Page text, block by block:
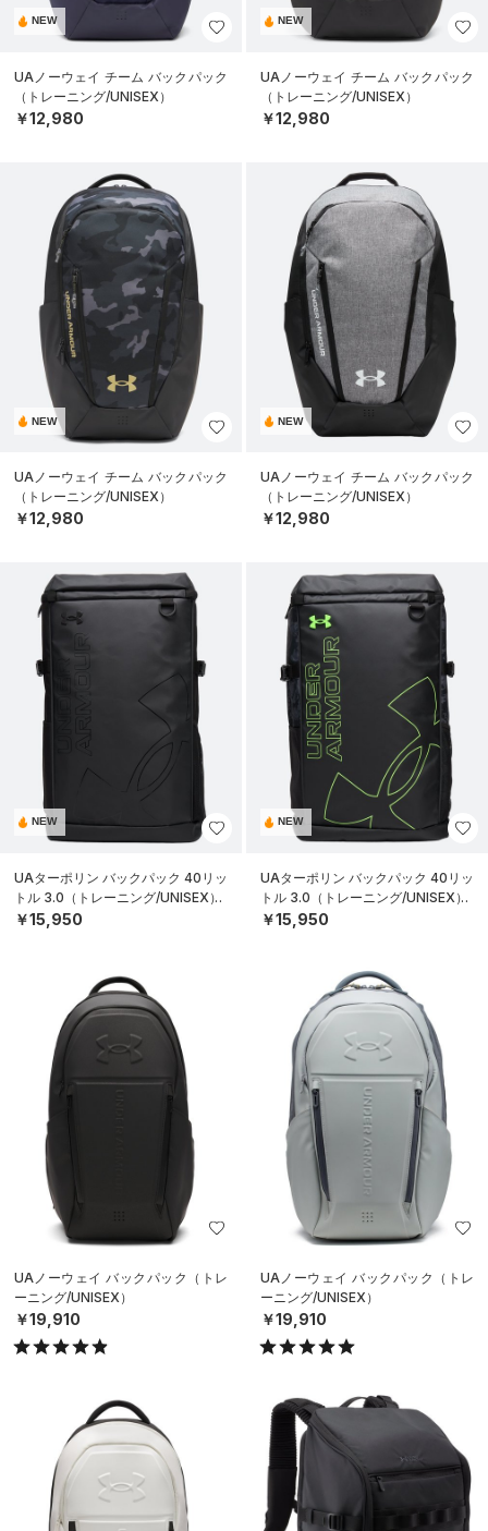
NEW
UAノーウェイ チーム バックパック
（トレーニング/UNISEX）
￥12,980
NEW
UAノーウェイ チーム バックパック
（トレーニング/UNISEX）
￥12,980
NEW
UAノーウェイ チーム バックパック
（トレーニング/UNISEX）
￥12,980
NEW
UAノーウェイ チーム バックパック
（トレーニング/UNISEX）
￥12,980
NEW
UAターポリン バックパック 40リッ
トル 3.0（トレーニング/UNISEX）
￥15,950
NEW
UAターポリン バックパック 40リッ
トル 3.0（トレーニング/UNISEX）
￥15,950
UAノーウェイ バックパック（トレ
ーニング/UNISEX）
￥19,910
UAノーウェイ バックパック（トレ
ーニング/UNISEX）
￥19,910